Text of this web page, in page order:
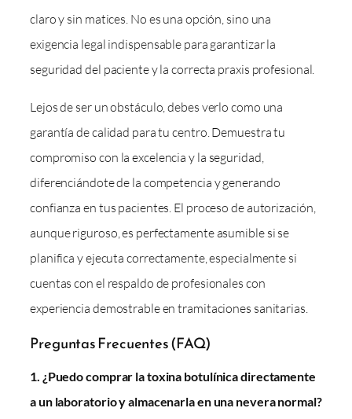
claro y sin matices. No es una opción, sino una
exigencia legal indispensable para garantizar la
seguridad del paciente y la correcta praxis profesional.
Lejos de ser un obstáculo, debes verlo como una
garantía de calidad para tu centro. Demuestra tu
compromiso con la excelencia y la seguridad,
diferenciándote de la competencia y generando
confianza en tus pacientes. El proceso de autorización,
aunque riguroso, es perfectamente asumible si se
planifica y ejecuta correctamente, especialmente si
cuentas con el respaldo de profesionales con
experiencia demostrable en tramitaciones sanitarias.
Preguntas Frecuentes (FAQ)
1. ¿Puedo comprar la toxina botulínica directamente
a un laboratorio y almacenarla en una nevera normal?